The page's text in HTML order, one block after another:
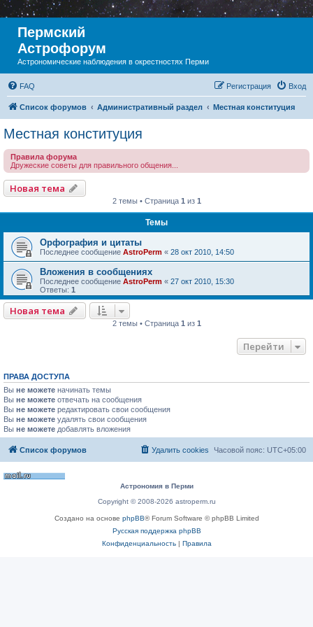
Пермский
Астрофорум
Астрономические наблюдения в окрестностях Перми
FAQ Вход
Регистрация
Список форумов Административный раздел Местная конституция
Местная конституция
Правила форума
Дружеские советы для правильного общения...
Новая тема
2 темы • Страница 1 из 1
Темы
Орфография и цитаты
Последнее сообщение AstroPerm « 28 окт 2010, 14:50
Вложения в сообщениях
Последнее сообщение AstroPerm « 27 окт 2010, 15:30
Ответы: 1
Новая тема
2 темы • Страница 1 из 1
Перейти
ПРАВА ДОСТУПА
Вы не можете начинать темы
Вы не можете отвечать на сообщения
Вы не можете редактировать свои сообщения
Вы не можете удалять свои сообщения
Вы не можете добавлять вложения
Список форумов Часовой пояс: UTC+05:00
Удалить cookies
Астрономия в Перми
Copyright © 2008-2026 astroperm.ru
Создано на основе phpBB® Forum Software © phpBB Limited
Русская поддержка phpBB
Конфиденциальность| Правила